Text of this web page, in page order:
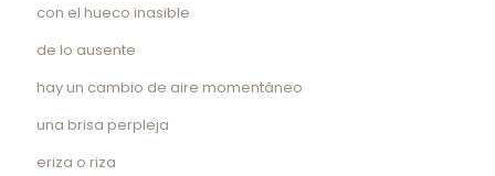
con el hueco inasible
de lo ausente
hay un cambio de aire momentáneo
una brisa perpleja
eriza o riza